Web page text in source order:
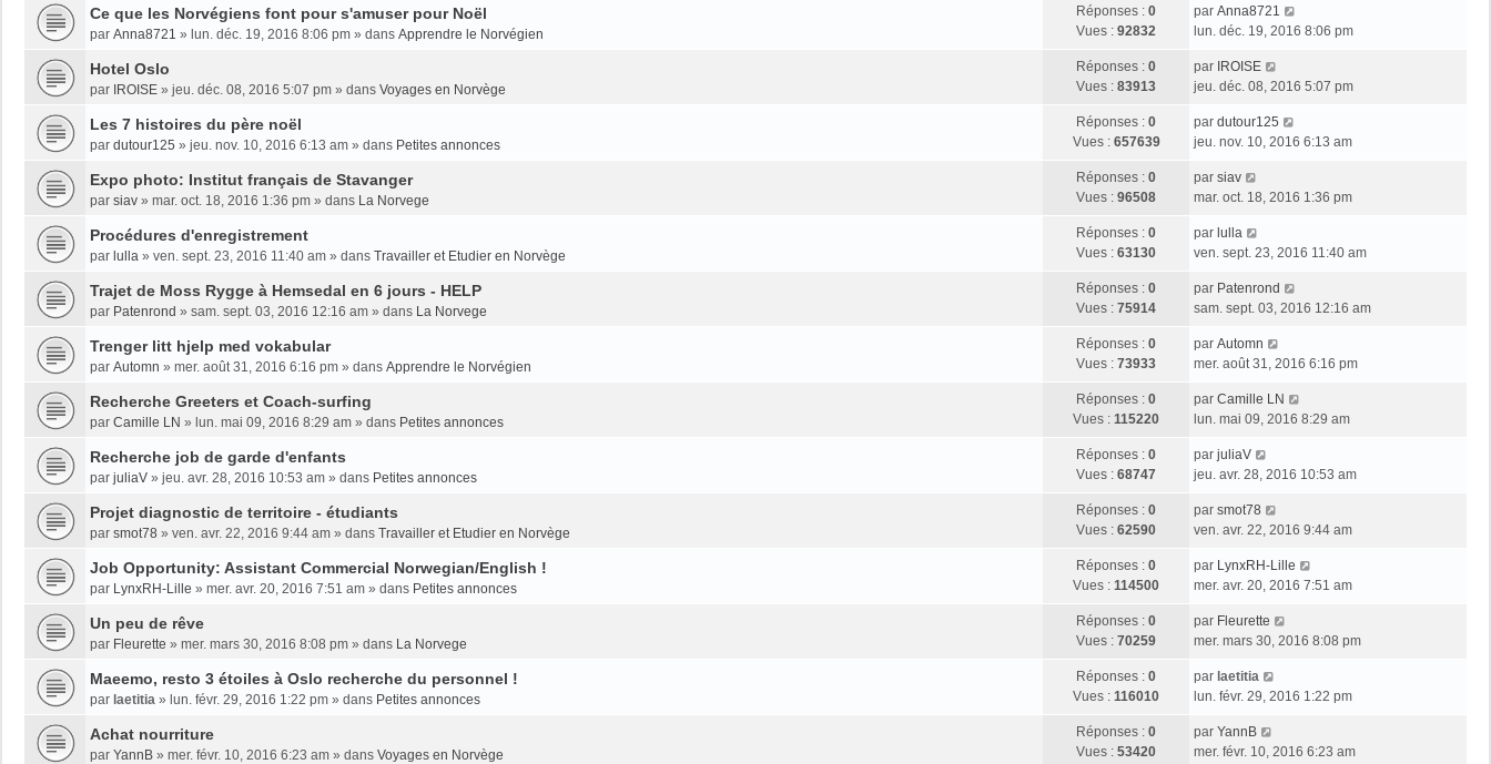
Ce que les Norvégiens font pour s'amuser pour Noël
par Anna8721 » lun. déc. 19, 2016 8:06 pm » dans Apprendre le Norvégien
Réponses : 0
Vues : 92832
par Anna8721
lun. déc. 19, 2016 8:06 pm
Hotel Oslo
par IROISE » jeu. déc. 08, 2016 5:07 pm » dans Voyages en Norvège
Réponses : 0
Vues : 83913
par IROISE
jeu. déc. 08, 2016 5:07 pm
Les 7 histoires du père noël
par dutour125 » jeu. nov. 10, 2016 6:13 am » dans Petites annonces
Réponses : 0
Vues : 657639
par dutour125
jeu. nov. 10, 2016 6:13 am
Expo photo: Institut français de Stavanger
par siav » mar. oct. 18, 2016 1:36 pm » dans La Norvege
Réponses : 0
Vues : 96508
par siav
mar. oct. 18, 2016 1:36 pm
Procédures d'enregistrement
par lulla » ven. sept. 23, 2016 11:40 am » dans Travailler et Etudier en Norvège
Réponses : 0
Vues : 63130
par lulla
ven. sept. 23, 2016 11:40 am
Trajet de Moss Rygge à Hemsedal en 6 jours - HELP
par Patenrond » sam. sept. 03, 2016 12:16 am » dans La Norvege
Réponses : 0
Vues : 75914
par Patenrond
sam. sept. 03, 2016 12:16 am
Trenger litt hjelp med vokabular
par Automn » mer. août 31, 2016 6:16 pm » dans Apprendre le Norvégien
Réponses : 0
Vues : 73933
par Automn
mer. août 31, 2016 6:16 pm
Recherche Greeters et Coach-surfing
par Camille LN » lun. mai 09, 2016 8:29 am » dans Petites annonces
Réponses : 0
Vues : 115220
par Camille LN
lun. mai 09, 2016 8:29 am
Recherche job de garde d'enfants
par juliaV » jeu. avr. 28, 2016 10:53 am » dans Petites annonces
Réponses : 0
Vues : 68747
par juliaV
jeu. avr. 28, 2016 10:53 am
Projet diagnostic de territoire - étudiants
par smot78 » ven. avr. 22, 2016 9:44 am » dans Travailler et Etudier en Norvège
Réponses : 0
Vues : 62590
par smot78
ven. avr. 22, 2016 9:44 am
Job Opportunity: Assistant Commercial Norwegian/English !
par LynxRH-Lille » mer. avr. 20, 2016 7:51 am » dans Petites annonces
Réponses : 0
Vues : 114500
par LynxRH-Lille
mer. avr. 20, 2016 7:51 am
Un peu de rêve
par Fleurette » mer. mars 30, 2016 8:08 pm » dans La Norvege
Réponses : 0
Vues : 70259
par Fleurette
mer. mars 30, 2016 8:08 pm
Maeemo, resto 3 étoiles à Oslo recherche du personnel !
par laetitia » lun. févr. 29, 2016 1:22 pm » dans Petites annonces
Réponses : 0
Vues : 116010
par laetitia
lun. févr. 29, 2016 1:22 pm
Achat nourriture
par YannB » mer. févr. 10, 2016 6:23 am » dans Voyages en Norvège
Réponses : 0
Vues : 53420
par YannB
mer. févr. 10, 2016 6:23 am